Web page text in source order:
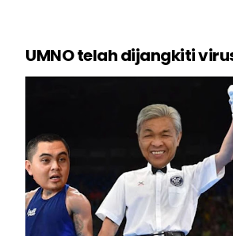
UMNO telah dijangkiti